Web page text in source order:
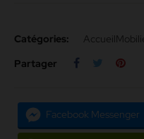
Catégories: Accueil
Partager
Facebook Messenger